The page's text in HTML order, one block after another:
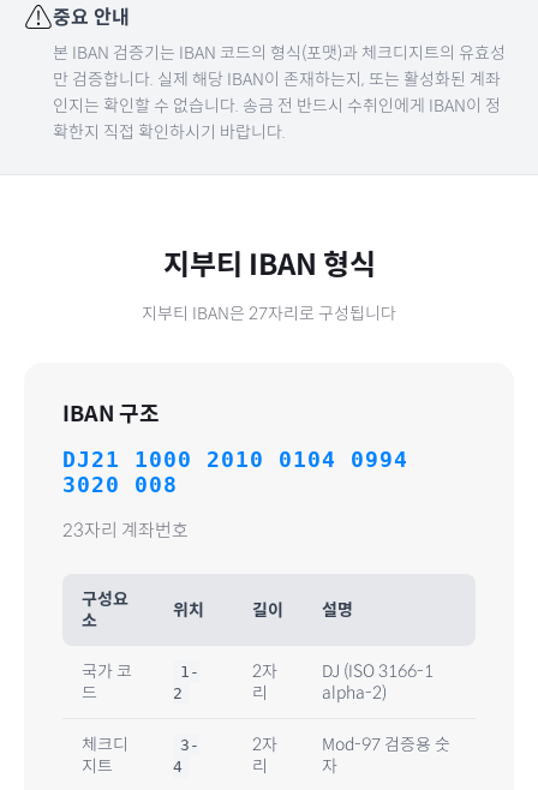
⚠️중요 안내
본 IBAN 검증기는 IBAN 코드의 형식(포맷)과 체크디지트의 유효성
만 검증합니다. 실제 해당 IBAN이 존재하는지, 또는 활성화된 계좌
인지는 확인할 수 없습니다. 송금 전 반드시 수취인에게 IBAN이 정
확한지 직접 확인하시기 바랍니다.
지부티 IBAN 형식
지부티 IBAN은 27자리로 구성됩니다
IBAN 구조
DJ21 1000 2010 0104 0994
3020 008
23자리 계좌번호
구성요
소
위치 길이 설명
국가 코
드
1-
2
2자
리
DJ (ISO 3166-1
alpha-2)
체크디
지트
3-
4
2자
리
Mod-97 검증용 숫
자